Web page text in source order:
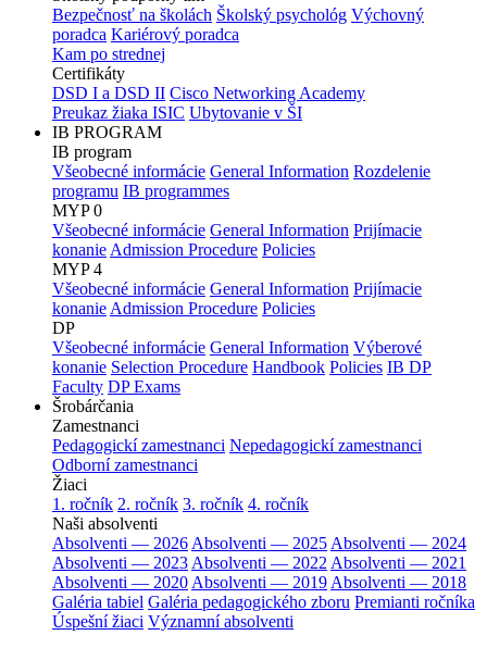
Bezpečnosť na školách Školský psychológ Výchovný
poradca Kariérový poradca
Kam po strednej
Certifikáty
DSD I a DSD II Cisco Networking Academy
Preukaz žiaka ISIC Ubytovanie v ŠI
IB PROGRAM
IB program
Všeobecné informácie General Information Rozdelenie
programu IB programmes
MYP 0
Všeobecné informácie General Information Prijímacie
konanie Admission Procedure Policies
MYP 4
Všeobecné informácie General Information Prijímacie
konanie Admission Procedure Policies
DP
Všeobecné informácie General Information Výberové
konanie Selection Procedure Handbook Policies IB DP
Faculty DP Exams
Šrobárčania
Zamestnanci
Pedagogickí zamestnanci Nepedagogickí zamestnanci
Odborní zamestnanci
Žiaci
1. ročník 2. ročník 3. ročník 4. ročník
Naši absolventi
Absolventi — 2026 Absolventi — 2025 Absolventi — 2024
Absolventi — 2023 Absolventi — 2022 Absolventi — 2021
Absolventi — 2020 Absolventi — 2019 Absolventi — 2018
Galéria tabiel Galéria pedagogického zboru Premianti ročníka
Úspešní žiaci Významní absolventi